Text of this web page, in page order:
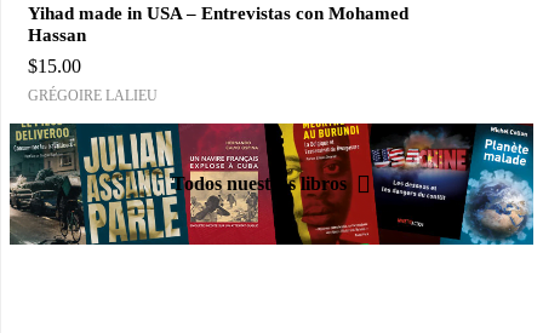
Yihad made in USA – Entrevistas con Mohamed
Hassan
$15.00
GRÉGOIRE LALIEU
Todos nuestros libros